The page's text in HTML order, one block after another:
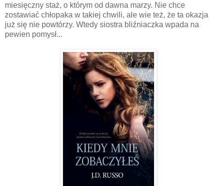
miesięczny staż, o którym od dawna marzy. Nie chce
zostawiać chłopaka w takiej chwili, ale wie też, że ta okazja
już się nie powtórzy. Wtedy siostra bliźniaczka wpada na
pewien pomysł...